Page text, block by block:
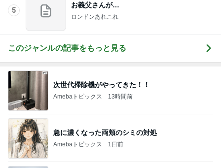
5
お義父さんが…
ロンドンあれこれ
このジャンルの記事をもっと見る
次世代掃除機がやってきた！！
Amebaトピックス 13時間前
急に濃くなった両頬のシミの対処
Amebaトピックス 1日前